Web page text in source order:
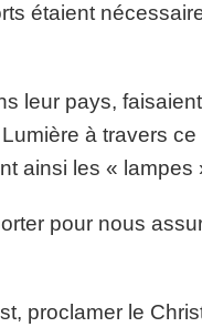
étaient
leur pays,
à travers
ainsi les « lampes
pour nous
proclamer le